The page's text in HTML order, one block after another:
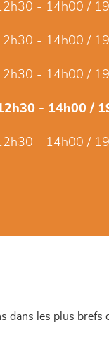
- 14h00 /
- 14h00 /
- 14h00 /
- 14h00 /
- 14h00 /
dans les plus